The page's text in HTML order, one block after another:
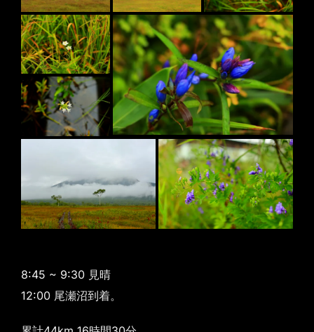
8:45 ~ 9:30 見晴
12:00 尾瀬沼到着。